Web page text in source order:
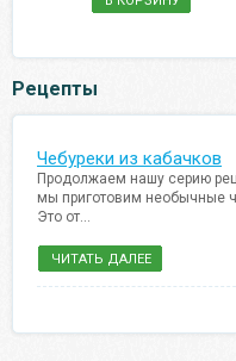
Рецепты
Чебуреки из кабачков
Продолжаем нашу серию
мы приготовим необычные
Это от...
ЧИТАТЬ ДАЛЕЕ